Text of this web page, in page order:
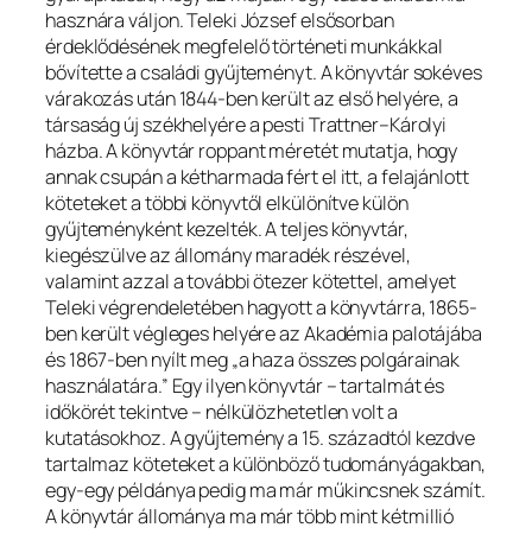
hasznára váljon. Teleki József elsősorban
érdeklődésének megfelelő történeti munkákkal
bővítette a családi gyűjteményt. A könyvtár sokéves
várakozás után 1844-ben került az első helyére, a
társaság új székhelyére a pesti Trattner–Károlyi
házba. A könyvtár roppant méretét mutatja, hogy
annak csupán a kétharmada fért el itt, a felajánlott
köteteket a többi könyvtől elkülönítve külön
gyűjteményként kezelték. A teljes könyvtár,
kiegészülve az állomány maradék részével,
valamint azzal a további ötezer kötettel, amelyet
Teleki végrendeletében hagyott a könyvtárra, 1865-
ben került végleges helyére az Akadémia palotájába
és 1867-ben nyílt meg „a haza összes polgárainak
használatára.” Egy ilyen könyvtár – tartalmát és
időkörét tekintve – nélkülözhetetlen volt a
kutatásokhoz. A gyűjtemény a 15. századtól kezdve
tartalmaz köteteket a különböző tudományágakban,
egy-egy példánya pedig ma már műkincsnek számít.
A könyvtár állománya ma már több mint kétmillió